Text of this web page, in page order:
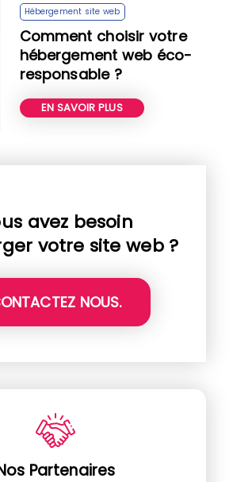
Hébergement site web
Comment choisir votre
hébergement web éco-
responsable ?
EN SAVOIR PLUS
avez besoin
votre site web ?
NOUS.
Partenaires